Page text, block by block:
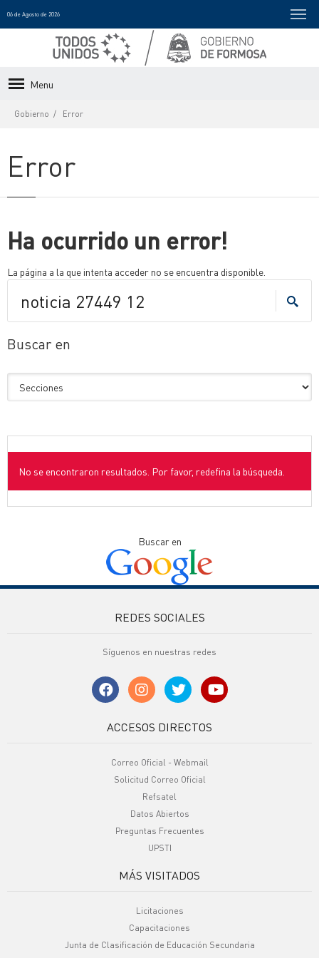
06 de Agosto de 2026
Menu
Gobierno Error
Error
Ha ocurrido un error!
La página a la que intenta acceder no se encuentra disponible.
Buscar en
No se encontraron resultados. Por favor, redefina la búsqueda.
Buscar en
REDES SOCIALES
Síguenos en nuestras redes
ACCESOS DIRECTOS
Correo Oficial - Webmail
Solicitud Correo Oficial
Refsatel
Datos Abiertos
Preguntas Frecuentes
UPSTI
MÁS VISITADOS
Licitaciones
Capacitaciones
Junta de Clasificación de Educación Secundaria